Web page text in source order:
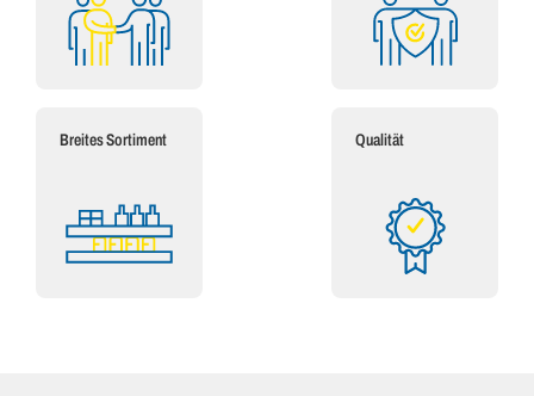
Breites Sortiment Qualität